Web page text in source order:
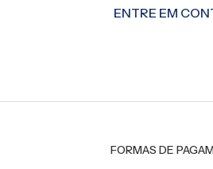
ENTRE EM
FORMAS DE